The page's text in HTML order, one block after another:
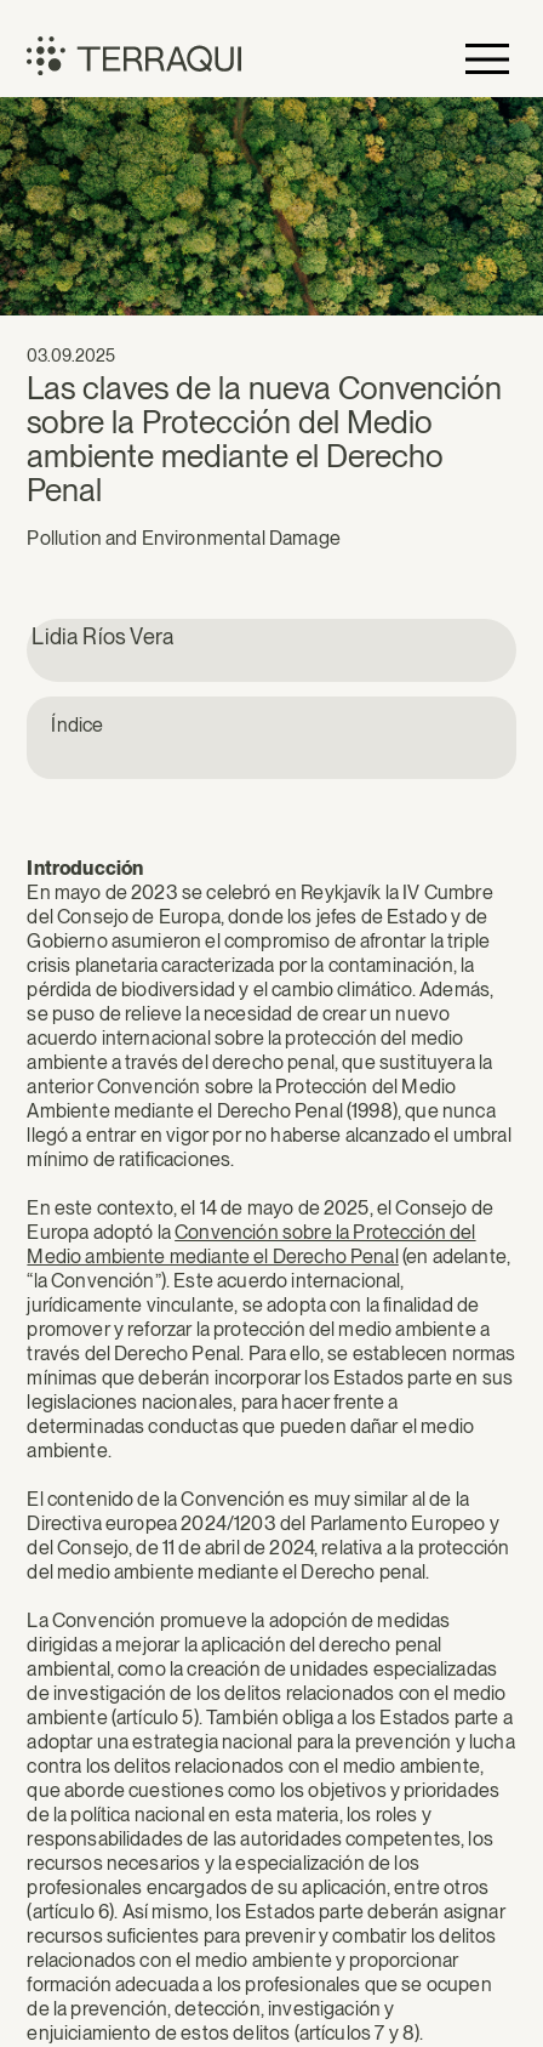
content
Terraqui
Las claves de la nueva Convención
sobre la Protección del Medio
ambiente mediante el Derecho
Penal
03.09.2025
Pollution and Environmental Damage
Introducción
En mayo de 2023 se celebró en Reykjavík la IV Cumbre
del Consejo de Europa, donde los jefes de Estado y de
Gobierno asumieron el compromiso de afrontar la triple
crisis planetaria caracterizada por la contaminación, la
pérdida de biodiversidad y el cambio climático. Además,
se puso de relieve la necesidad de crear un nuevo
acuerdo internacional sobre la protección del medio
ambiente a través del derecho penal, que sustituyera la
anterior Convención sobre la Protección del Medio
Ambiente mediante el Derecho Penal (1998), que nunca
llegó a entrar en vigor por no haberse alcanzado el umbral
mínimo de ratificaciones.
En este contexto, el 14 de mayo de 2025, el Consejo de
Europa adoptó laConvención sobre la Protección del
Medio ambiente mediante el Derecho Penal (en adelante,
“la Convención”). Este acuerdo internacional,
jurídicamente vinculante, se adopta con la finalidad de
promover y reforzar la protección del medio ambiente a
través del Derecho Penal. Para ello, se establecen normas
mínimas que deberán incorporar los Estados parte en sus
legislaciones nacionales, para hacer frente a
determinadas conductas que pueden dañar el medio
ambiente.
El contenido de la Convención es muy similar al de la
Directiva europea 2024/1203 del Parlamento Europeo y
del Consejo, de 11 de abril de 2024, relativa a la protección
del medio ambiente mediante el Derecho penal.
La Convención promueve la adopción de medidas
dirigidas a mejorar la aplicación del derecho penal
ambiental, como la creación de unidades especializadas
de investigación de los delitos relacionados con el medio
ambiente (artículo 5). También obliga a los Estados parte a
adoptar una estrategia nacional para la prevención y lucha
contra los delitos relacionados con el medio ambiente,
que aborde cuestiones como los objetivos y prioridades
de la política nacional en esta materia, los roles y
responsabilidades de las autoridades competentes, los
recursos necesarios y la especialización de los
profesionales encargados de su aplicación, entre otros
(artículo 6). Así mismo, los Estados parte deberán asignar
recursos suficientes para prevenir y combatir los delitos
relacionados con el medio ambiente y proporcionar
formación adecuada a los profesionales que se ocupen
de la prevención, detección, investigación y
enjuiciamiento de estos delitos (artículos 7 y 8).
Lidia Ríos Vera
Índice